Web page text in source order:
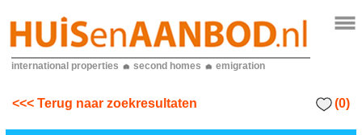
international properties second homes emigration
<<< Terug naar zoekresultaten (0)